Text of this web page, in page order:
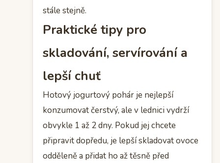
stále stejně.
Praktické tipy pro
skladování, servírování a
lepší chuť
Hotový jogurtový pohár je nejlepší
konzumovat čerstvý, ale v lednici vydrží
obvykle 1 až 2 dny. Pokud jej chcete
připravit dopředu, je lepší skladovat ovoce
odděleně a přidat ho až těsně před